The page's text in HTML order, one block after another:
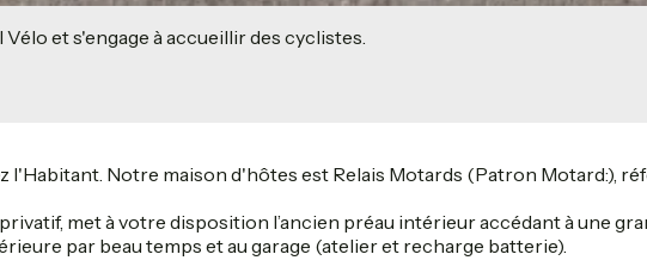
et s'engage à accueillir des cyclistes.
l'Habitant. Notre maison d'hôtes est Relais Motards (Patron Motard:),
met à votre disposition l’ancien préau intérieur accédant à une
par beau temps et au garage (atelier et recharge batterie).